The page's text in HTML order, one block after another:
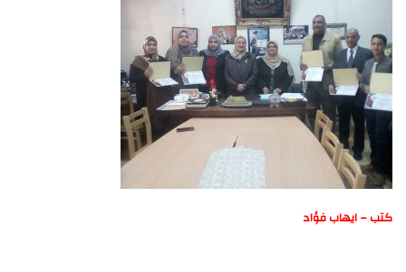
كتب – ايهاب فؤاد